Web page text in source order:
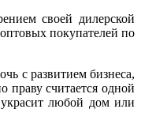
своей дилерской
покупателей по
с развитием бизнеса,
праву считается одной
любой дом или